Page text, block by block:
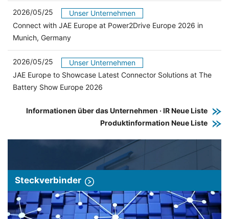
2026/05/25
Unser Unternehmen
Connect with JAE Europe at Power2Drive Europe 2026 in
Munich, Germany
2026/05/25
Unser Unternehmen
JAE Europe to Showcase Latest Connector Solutions at The
Battery Show Europe 2026
Informationen über das Unternehmen · IR Neue Liste
Produktinformation Neue Liste
Steckverbinder